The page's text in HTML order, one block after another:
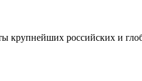
крупнейших российских и